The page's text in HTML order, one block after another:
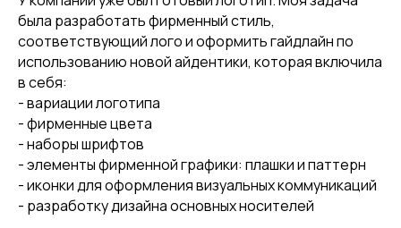
была разработать фирменный стиль,
соответствующий лого и оформить гайдлайн по
использованию новой айдентики, которая включила
в себя:
- вариации логотипа
- фирменные цвета
- наборы шрифтов
- элементы фирменной графики: плашки и паттерн
- иконки для оформления визуальных коммуникаций
- разработку дизайна основных носителей